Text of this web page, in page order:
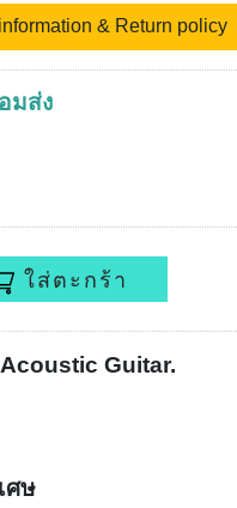
& Return policy
มส่ง
ใส่ตะกร้า
Guitar.
ศษ